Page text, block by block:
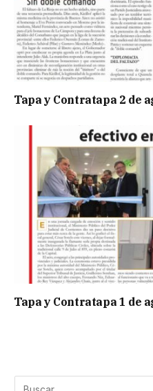
Tapa y Contratapa 2 de
Tapa y Contratapa 1 de